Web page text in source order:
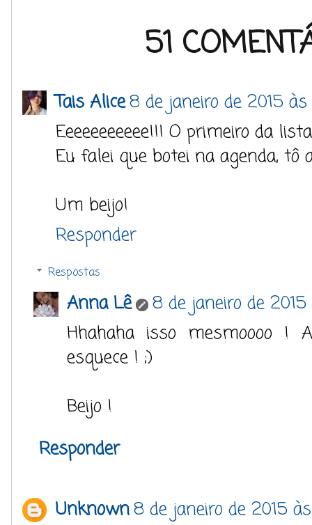
51
Tais Alice8 de janeiro de 2015
Eeeeeeeeeee!!! O primeiro da
Eu falei que botei na agenda, tô
Um beijo!
Responder
Respostas
Anna Lê
8 de janeiro de 2015
Hhahaha isso mesmoooo !
esquece ! ;)
Beijo !
Responder
Unknown8 de janeiro de 2015